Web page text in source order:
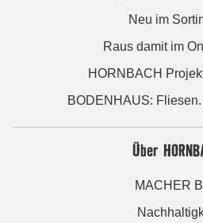
Neu im
Raus damit im
HORNBACH
BODENHAUS:
Über
MACHER